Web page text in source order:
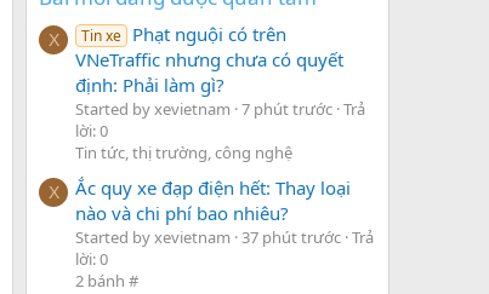
X Tin xe Phạt nguội có trên
VNeTraffic nhưng chưa có quyết
định: Phải làm gì?
Started by xevietnam 7 phút trước Trả
lời: 0
Tin tức, thị trường, công nghệ
X
Ắc quy xe đạp điện hết: Thay loại
nào và chi phí bao nhiêu?
Started by xevietnam 37 phút trước Trả
lời: 0
2 bánh #